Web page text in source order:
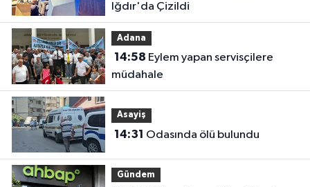
Iğdır'da Çizildi
Adana
14:58
müdahale
Asayiş
14:31 Odasında ölü bulundu
Gündem